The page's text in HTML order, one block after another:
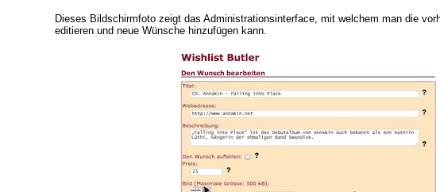
Dieses Bildschirmfoto zeigt das Administrationsinterface, mit welchem man die
editieren und neue Wünsche hinzufügen kann.